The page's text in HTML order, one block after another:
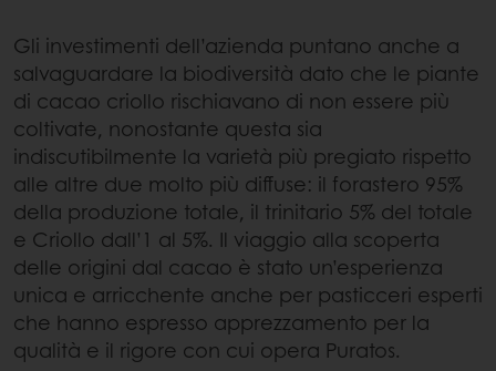
Gli investimenti dell’azienda puntano anche a
salvaguardare la biodiversità dato che le piante
di cacao criollo rischiavano di non essere più
coltivate, nonostante questa sia
indiscutibilmente la varietà più pregiato rispetto
alle altre due molto più diffuse: il forastero 95%
della produzione totale, il trinitario 5% del totale
e Criollo dall’1 al 5%. Il viaggio alla scoperta
delle origini dal cacao è stato un’esperienza
unica e arricchente anche per pasticceri esperti
che hanno espresso apprezzamento per la
qualità e il rigore con cui opera Puratos.